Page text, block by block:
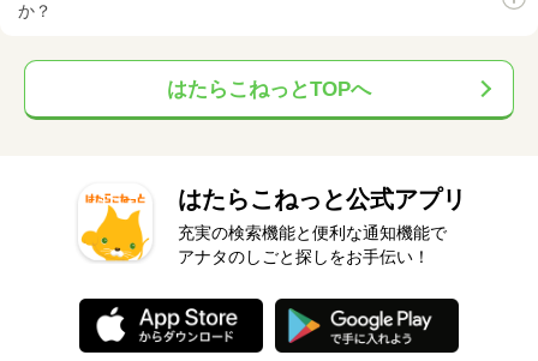
か？
はたらこねっとTOPへ
はたらこねっと公式アプリ
充実の検索機能と便利な通知機能で
アナタのしごと探しをお手伝い！